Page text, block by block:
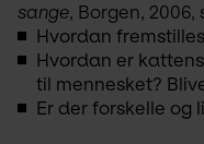
sange, Borgen, 2006,
Hvordan
Hvordan er
til mennesket?
Er der forskelle og